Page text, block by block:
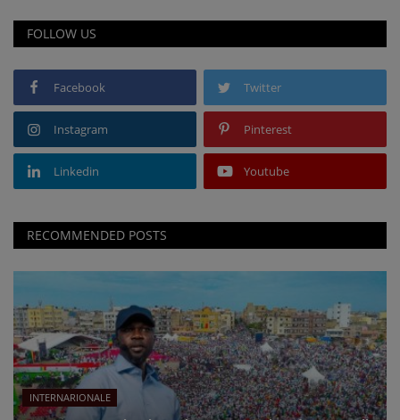
FOLLOW US
Facebook Twitter
Instagram Pinterest
Linkedin Youtube
RECOMMENDED POSTS
INTERNARIONALE